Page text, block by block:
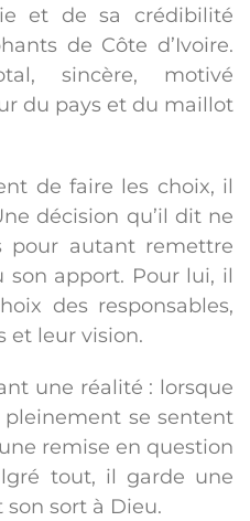
et de sa crédibilité
de Côte d’Ivoire.
sincère, motivé
du pays et du maillot
de faire les choix, il
décision qu’il dit ne
pour autant remettre
son apport. Pour lui, il
des responsables,
et leur vision.
une réalité : lorsque
pleinement se sentent
remise en question
tout, il garde une
sort à Dieu.